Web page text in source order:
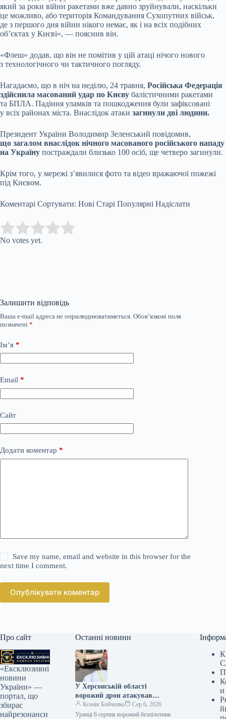
який за роки війни ракетами вже давно зруйнували, наскільки
це можливо, або територія Командування Сухопутних військ,
де з першого дня війни нікого немає, як і на всіх подібних
об’єктах у Києві», — пояснив він.
«Флеш» додав, що він не помітив у цій атаці нічого нового
з технологічного чи тактичного погляду.
Нагадаємо, що в ніч на неділю, 24 травня, Російська Федерація
здійснила масований удар по Києву балістичними ракетами
та БПЛА. Падіння уламків та пошкодження були зафіксовані
у всіх районах міста. Внаслідок атаки загинули дві людини.
Президент України Володимир Зеленський повідомив,
що загалом внаслідок нічного масованого російського нападу
на Україну постраждали близько 100 осіб, ще четверо загинули.
Крім того, у мережі з’явилися фото та відео вражаючої пожежі
під Києвом.
Коментарі Сортувати: Нові Старі Популярні Надіслати
Rate this item:
No votes yet.
Залишити відповідь
Ваша e-mail адреса не оприлюднюватиметься. Обов’язкові поля
позначені *
Ім’я *
Email *
Сайт
Додати коментар *
Save my name, email and website in this browser for the
next time I comment.
Опублікувати коментар
Про сайт
«Ексклюзивні
новини
України» —
портал, що
збирає
найрезонансн
Останні новини
У Херсонській області
ворожий дрон атакував
автобус, шість осіб
постраждали.
Ксенія Бойченко
Сер 6, 2026
Уранці 6 серпня ворожий безпілотник
и